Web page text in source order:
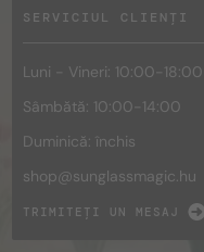
SERVICIUL CLIENȚI
Luni - Vineri: 10:00-18:00
Sâmbătă: 10:00-14:00
Duminică: închis
shop@sunglassmagic.hu
TRIMITEȚI UN MESAJ